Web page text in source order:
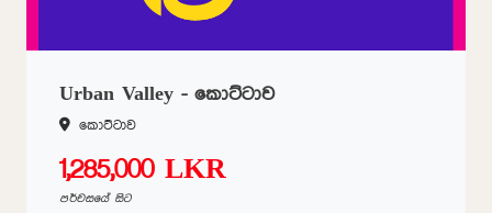
Urban Valley - කොට්ටාව
කොට්ටාව
1,285,000 LKR
පර්චසයේ සිට